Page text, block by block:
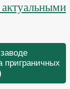
приграничных